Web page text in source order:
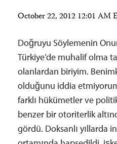
October 22, 2012 12:01 AM
Doğruyu Söylemenin
Türkiye’de muhalif olma
olanlardan biriyim.
olduğunu iddia
farklı hükümetler ve
benzer bir otoriterlik
gördü. Doksanlı yıllarda